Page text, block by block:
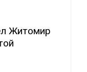
Житомир